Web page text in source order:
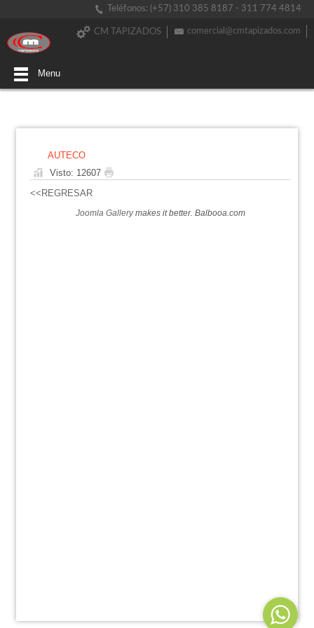
Teléfonos: (+57) 310 385 8187 - 311 774 4814
comercial@cmtapizados.com
CM TAPIZADOS
Menu
AUTECO
Visto: 12607
<<REGRESAR
Joomla Gallerymakes it better. Balbooa.com